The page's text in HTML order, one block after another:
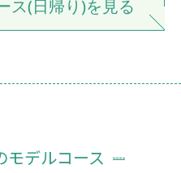
ス(日帰り)を見る
モデルコース